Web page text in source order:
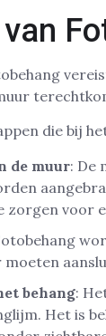
die bij
de muur: De
zorgen voor
moeten
behang:
Het is